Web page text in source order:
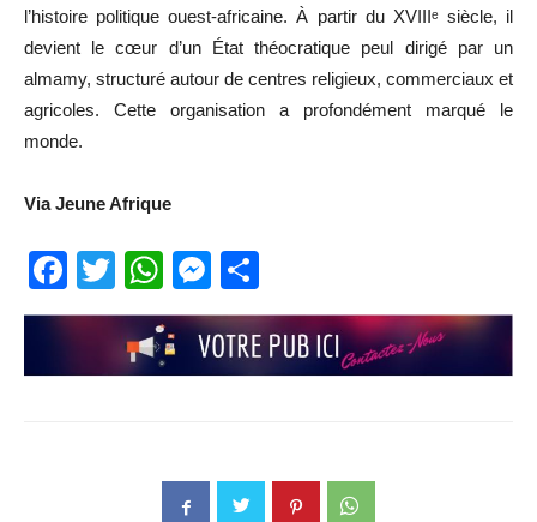
l’histoire politique ouest-africaine. À partir du XVIIIᵉ siècle, il
devient le cœur d’un État théocratique peul dirigé par un
almamy, structuré autour de centres religieux, commerciaux et
agricoles. Cette organisation a profondément marqué le
monde.
Via Jeune Afrique
Facebook
TwitterWhatsApp
Messenger